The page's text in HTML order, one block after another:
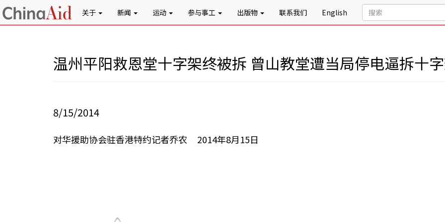
关于 新闻 运动 参与事工 出版物 联系我们 English
温州平阳救恩堂十字架终被拆 曾山教堂遭当局停电逼拆十
8/15/2014
对华援助协会驻香港特约记者乔农 2014年8月15日